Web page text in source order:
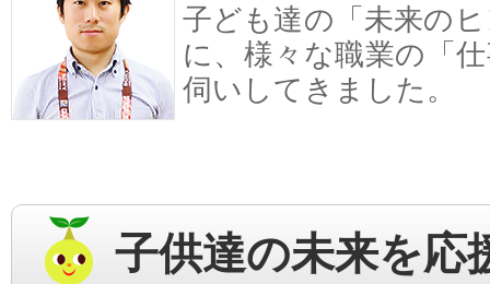
子ども達の「未来の
に、様々な職業の「
伺いしてきました。
子供達の未来を応